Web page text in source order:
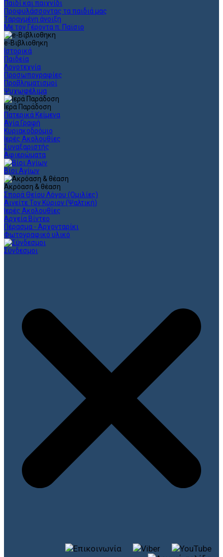
Παιδί και παιχνίδι
Προφυλάσσοντας τα παιδιά μας
Ταραγμένη άνοιξη
Με τον Γέροντα π. Παϊσιο
e-Βιβλιοθηκη
Ιστορικά
Παιδεία
Λογοτεχνία
Προσωπογραφίες
Προβληματισμοί
Ψυχωφέλιμα
Ιερά Παράδοση
Πατερικά Κείμενα
Αγία Γραφή
Κυριακοδρόμιο
Ιερές Ακολουθίες
Συναξαριστής
Αφιερώματα
Βίοι Αγίων
Ακρόαση & θέαση
Σπορά Θείου Λόγου (Ομιλίες)
Αινείτε Τον Κύριον (Ψαλτική)
Ιερές Ακολουθίες
Αρχεία Βίντεο
Πέρασμα - Αρχονταρίκι
Φωτογραφικό υλικό
Σύνδεσμοι